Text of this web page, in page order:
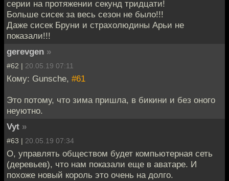
серии на протяжении секунд тридцати!
Больше сисек за весь сезон не было!!!
Даже сисек Бруни и страхолюдины Арьи не
показали!!!
gerevgen »
#62 | 20.05.19 07:11
Кому: Gunsche, #61
Это потому, что зима пришла, в бикини и без оного
неуютно.
Vyt »
#63 | 20.05.19 07:34
О, управлять обществом будет компьютерная сеть
(деревьев), что нам показали еще в аватаре. И
похоже новый король это очень на долго.